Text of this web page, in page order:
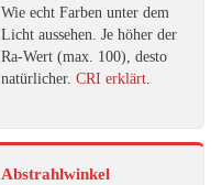
Wie echt Farben unter dem
Licht aussehen. Je höher der
Ra-Wert (max. 100), desto
natürlicher. CRI erklärt.
Abstrahlwinkel